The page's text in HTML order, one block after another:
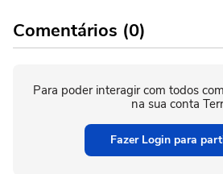
Comentários (0)
Para poder interagir com todos
na sua conta
Fazer Login para